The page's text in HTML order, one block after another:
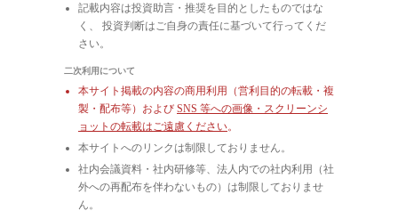
記載内容は投資助言・推奨を目的としたものではな
く、 投資判断はご自身の責任に基づいて行ってくだ
さい。
二次利用について
本サイト掲載の内容の商用利用（営利目的の転載・複
製・配布等）および SNS 等への画像・スクリーンシ
ョットの転載はご遠慮ください。
本サイトへのリンクは制限しておりません。
社内会議資料・社内研修等、法人内での社内利用（社
外への再配布を伴わないもの）は制限しておりませ
ん。